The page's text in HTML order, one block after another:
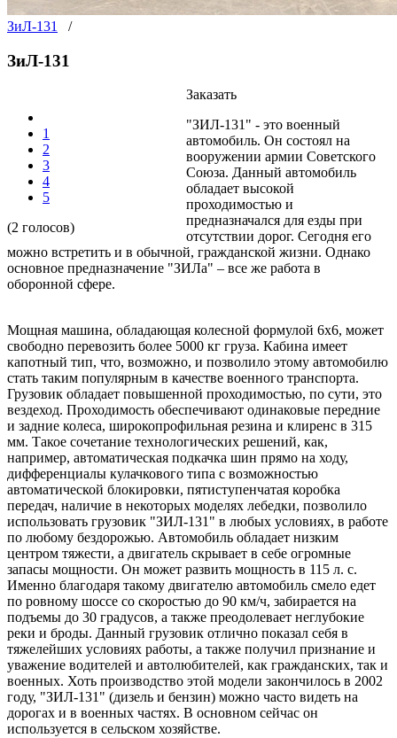
ЗиЛ-131 /
ЗиЛ-131
1
2
3
4
5
(2 голосов)
Заказать
"ЗИЛ-131" - это военный
автомобиль. Он состоял на
вооружении армии Советского
Союза. Данный автомобиль
обладает высокой
проходимостью и
предназначался для езды при
отсутствии дорог. Сегодня его
можно встретить и в обычной, гражданской жизни. Однако
основное предназначение "ЗИЛа" – все же работа в
оборонной сфере.
Мощная машина, обладающая колесной формулой 6x6, может
свободно перевозить более 5000 кг груза. Кабина имеет
капотный тип, что, возможно, и позволило этому автомобилю
стать таким популярным в качестве военного транспорта.
Грузовик обладает повышенной проходимостью, по сути, это
вездеход. Проходимость обеспечивают одинаковые передние
и задние колеса, широкопрофильная резина и клиренс в 315
мм. Такое сочетание технологических решений, как,
например, автоматическая подкачка шин прямо на ходу,
дифференциалы кулачкового типа с возможностью
автоматической блокировки, пятиступенчатая коробка
передач, наличие в некоторых моделях лебедки, позволило
использовать грузовик "ЗИЛ-131" в любых условиях, в работе
по любому бездорожью. Автомобиль обладает низким
центром тяжести, а двигатель скрывает в себе огромные
запасы мощности. Он может развить мощность в 115 л. с.
Именно благодаря такому двигателю автомобиль смело едет
по ровному шоссе со скоростью до 90 км/ч, забирается на
подъемы до 30 градусов, а также преодолевает неглубокие
реки и броды. Данный грузовик отлично показал себя в
тяжелейших условиях работы, а также получил признание и
уважение водителей и автолюбителей, как гражданских, так и
военных. Хоть производство этой модели закончилось в 2002
году, "ЗИЛ-131" (дизель и бензин) можно часто видеть на
дорогах и в военных частях. В основном сейчас он
используется в сельском хозяйстве.